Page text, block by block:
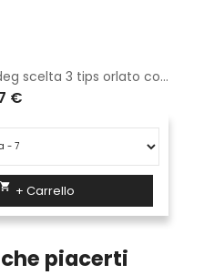
Guanti pelle fiore bovino 1deg scelta 3 tips orlato con bordino personalizzato
€
 + Carrello
piacerti